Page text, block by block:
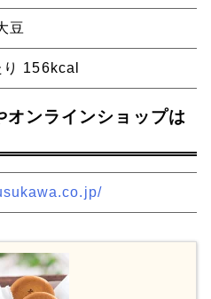
豆
156kcal
オンラインショップは